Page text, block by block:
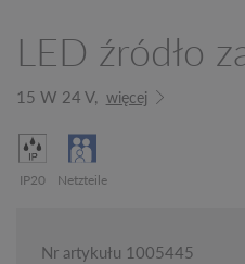
LED źródło
15 W 24 V, więcej
IP20 Netzteile
Nr artykułu 1005445